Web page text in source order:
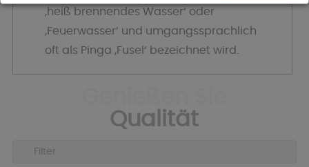
‚heiß brennendes Wasser‘ oder
‚Feuerwasser‘ und umgangssprachlich
oft als Pinga ‚Fusel‘ bezeichnet wird.
Qualität
Filter